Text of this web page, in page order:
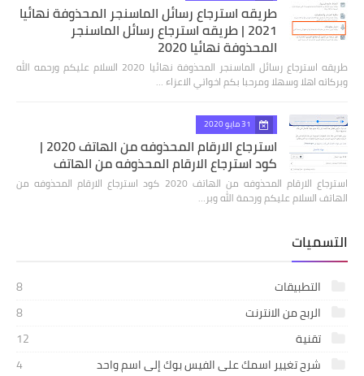
طريقه استرجاع رسائل الماسنجر المحذوفة نهائيا
2021 | طريقه استرجاع رسائل الماسنجر
المحذوفة نهائيا 2020
طريقه استرجاع رسائل الماسنجر المحذوفة نهائيا 2020 السلام عليكم ورحمه الله
وبركاته اهلا وسهلا ومرحبا بكم اخواتي الاعزاء …
31 مايو 2020
استرجاع الارقام المحذوفه من الهاتف 2020 |
كود استرجاع الارقام المحذوفه من الهاتف
استرجاع الارقام المحذوفه من الهاتف 2020 كود استرجاع الارقام المحذوفه من
الهاتف السلام عليكم ورحمة الله وبر…
التسميات
التطبيقات
8
الربح من الانترنت
8
تقنية
12
شرح تغيير اسمك على الفيس بوك إلى اسم واحد
4